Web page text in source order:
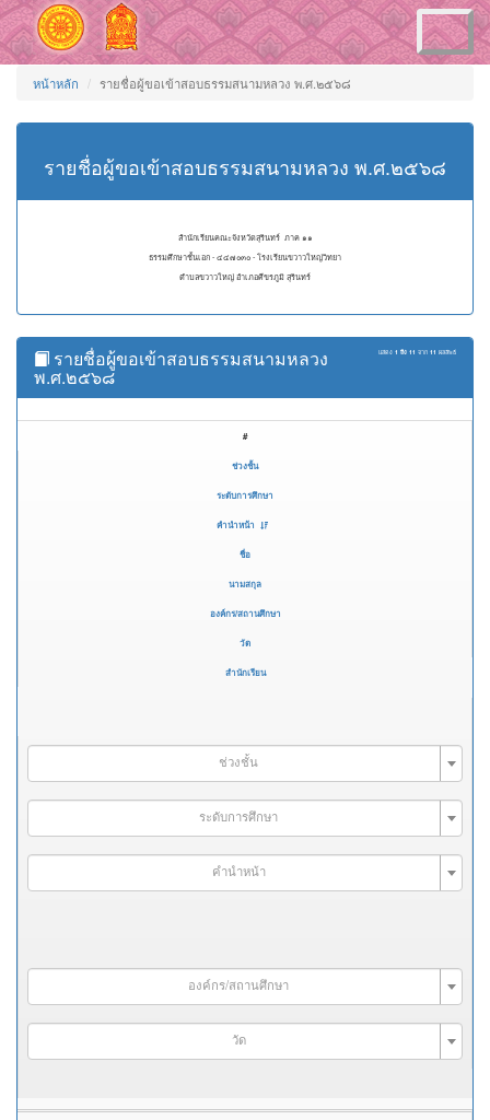
Toggle
navigation
หน้าหลัก รายชื่อผู้ขอเข้าสอบธรรมสนามหลวง พ.ศ.๒๕๖๘
รายชื่อผู้ขอเข้าสอบธรรมสนามหลวง พ.ศ.๒๕๖๘
สำนักเรียนคณะจังหวัดสุรินทร์ ภาค ๑๑
ธรรมศึกษาชั้นเอก - ๔๔๗๐๓๐ - โรงเรียนขวาวใหญ่วิทยา
ตำบลขวาวใหญ่ อำเภอศีขรภูมิ สุรินทร์
แสดง 1 ถึง 11 จาก 11 ผลลัพธ์
รายชื่อผู้ขอเข้าสอบธรรมสนามหลวง
พ.ศ.๒๕๖๘
#
ช่วงชั้น
ระดับการศึกษา
คำนำหน้า
ชื่อ
นามสกุล
องค์กร/สถานศึกษา
วัด
สำนักเรียน
ช่วงชั้น
ระดับการศึกษา
คำนำหน้า
องค์กร/สถานศึกษา
วัด